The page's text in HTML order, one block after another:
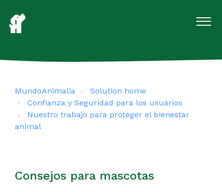
MundoAnimalia
Solution home
Confianza y Seguridad para los usuarios
Nuestro trabajo para proteger el bienestar
animal
Consejos para mascotas